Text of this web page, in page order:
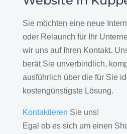
Sie möchten eine neue
oder Relaunch für Ihr
wir uns auf Ihren Kontakt.
berät Sie unverbindlich,
ausführlich über die für Sie
kostengünstigste Lösung.
Kontaktieren Sie uns!
Egal ob es sich um einen